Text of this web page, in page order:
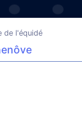
de l'équidé